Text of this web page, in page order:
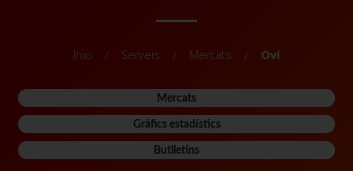
Inici Serveis Mercats Oví
Mercats
Gràfics estadístics
Butlletins